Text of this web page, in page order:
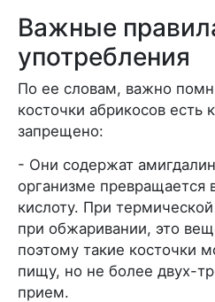
Важные
употребления
По ее словам, важно
косточки абрикосов есть
запрещено:
- Они содержат
организме превращается
кислоту. При
при обжаривании, это
поэтому такие косточки
пищу, но не более двух-
прием.